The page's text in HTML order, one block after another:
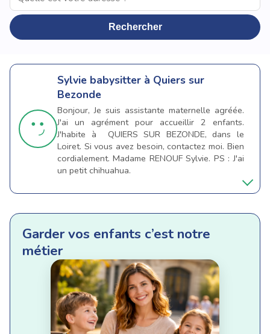
Rechercher
Sylvie babysitter à Quiers sur
Bezonde
Bonjour, Je suis assistante maternelle agréée.
J'ai un agrément pour accueillir 2 enfants.
J'habite à QUIERS SUR BEZONDE, dans le
Loiret. Si vous avez besoin, contactez moi. Bien
cordialement. Madame RENOUF Sylvie. PS : J'ai
un petit chihuahua.
Garder vos enfants c’est notre
métier